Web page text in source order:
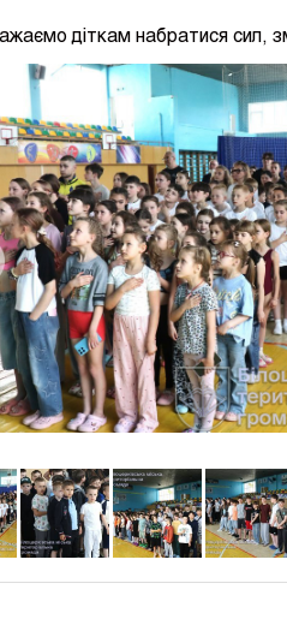
діткам набратися сил,